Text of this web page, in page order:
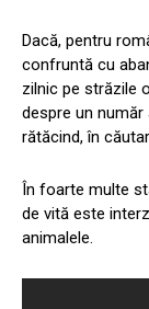
Dacă, pentru
confruntă cu
zilnic pe străzile
despre un
rătăcind, în
În foarte multe
de vită este
animalele.